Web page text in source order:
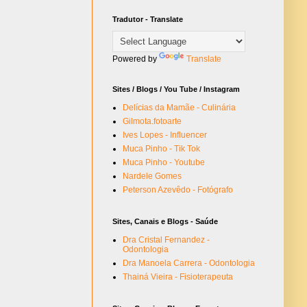
Tradutor - Translate
Powered by Translate
Sites / Blogs / You Tube / Instagram
Delícias da Mamãe - Culinária
Gilmota.fotoarte
Ives Lopes - Influencer
Muca Pinho - Tik Tok
Muca Pinho - Youtube
Nardele Gomes
Peterson Azevêdo - Fotógrafo
Sites, Canais e Blogs - Saúde
Dra Cristal Fernandez -
Odontologia
Dra Manoela Carrera - Odontologia
Thainá Vieira - Fisioterapeuta